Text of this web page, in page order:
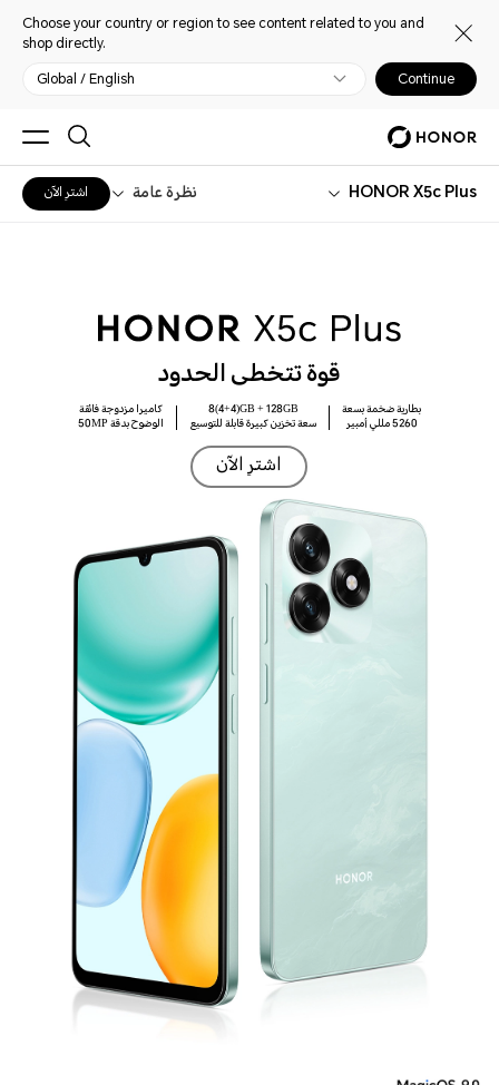
Choose your country or region to see content related to you and
shop directly.
Global / English Continue
HONOR X5c Plus نظرة عامة اشترِ الآن
قوة تتخطى الحدود
بطارية ضخمة بسعة
5260 مللي أمبير
8(4+4)GB + 128GB
سعة تخزين كبيرة قابلة للتوسيع
كاميرا مزدوجة فائقة
الوضوح بدقة 50MP
اشترِ الآن